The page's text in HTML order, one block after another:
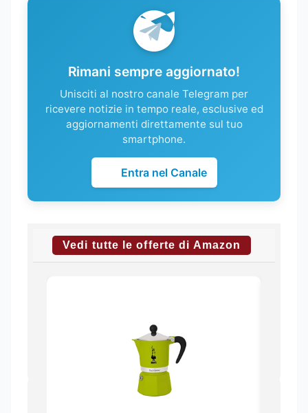
Rimani sempre aggiornato!
Unisciti al nostro canale Telegram per
ricevere notizie in tempo reale, esclusive ed
aggiornamenti direttamente sul tuo
smartphone.
Entra nel Canale